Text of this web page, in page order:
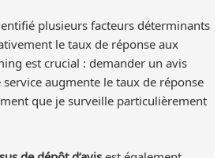
plusieurs facteurs déterminants
le taux de réponse aux
est crucial : demander un avis
service augmente le taux de réponse
que je surveille particulièrement